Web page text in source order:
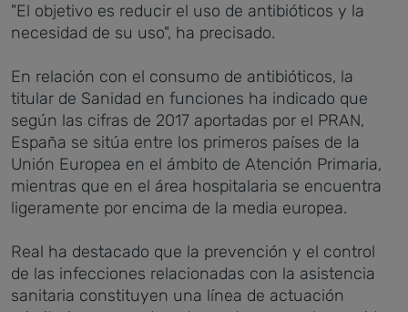
"El objetivo es reducir el uso de antibióticos y la
necesidad de su uso", ha precisado.
En relación con el consumo de antibióticos, la
titular de Sanidad en funciones ha indicado que
según las cifras de 2017 aportadas por el PRAN,
España se sitúa entre los primeros países de la
Unión Europea en el ámbito de Atención Primaria,
mientras que en el área hospitalaria se encuentra
ligeramente por encima de la media europea.
Real ha destacado que la prevención y el control
de las infecciones relacionadas con la asistencia
sanitaria constituyen una línea de actuación